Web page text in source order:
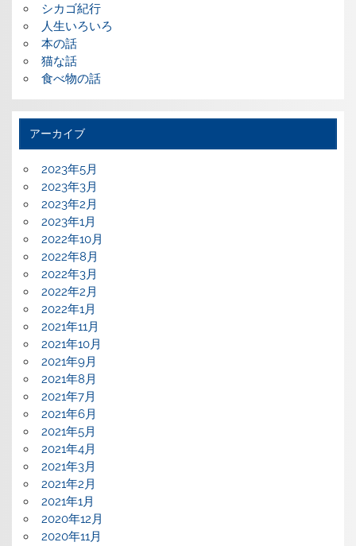
シカゴ紀行
人生いろいろ
本の話
猫な話
食べ物の話
アーカイブ
2023年5月
2023年3月
2023年2月
2023年1月
2022年10月
2022年8月
2022年3月
2022年2月
2022年1月
2021年11月
2021年10月
2021年9月
2021年8月
2021年7月
2021年6月
2021年5月
2021年4月
2021年3月
2021年2月
2021年1月
2020年12月
2020年11月